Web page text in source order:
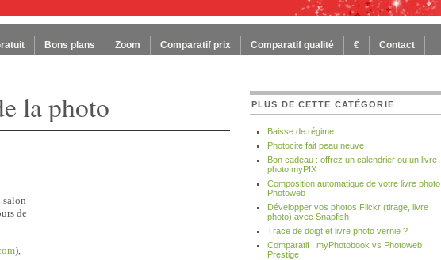
Bons plans Zoom Comparatif prix Comparatif qualité € Contact
la photo
salon
de
),
PLUS DE CETTE CATÉGORIE
Baisse de régime
Photocite fait peau neuve
Bon cadeau : offrez un calendrier ou un livre
photo myPIX
Composition automatique de votre livre photo
Photoweb
Développer vos photos Flickr (tirage, livre
photo) avec Snapfish
Trace de doigt et livre photo vernie ?
Comparatif : myPhotobook vs Photoweb
Prestige